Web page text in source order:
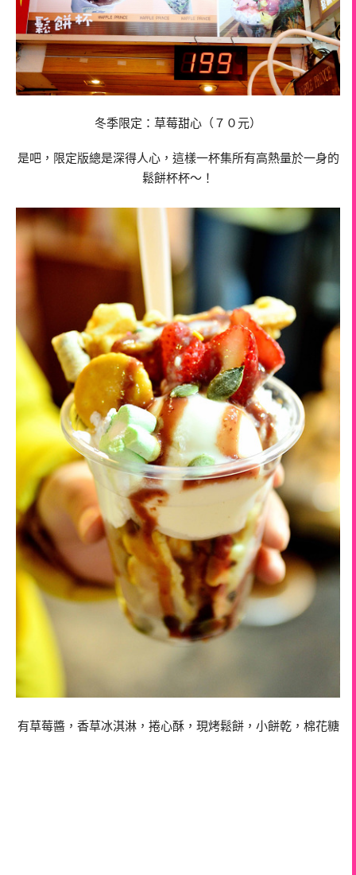
冬季限定：草莓甜心（７０元）
是吧，限定版總是深得人心，這樣一杯集所有高熱量於一身的
鬆餅杯杯～！
有草莓醬，香草冰淇淋，捲心酥，現烤鬆餅，小餅乾，棉花糖